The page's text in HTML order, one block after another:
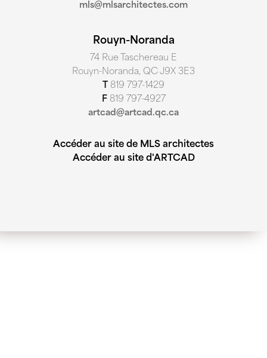
mls@mlsarchitectes.com
Rouyn-Noranda
74 Rue Taschereau E
Rouyn-Noranda, QC J9X 3E3
819 797-1429
F819 797-4927
artcad@artcad.qc.ca
Accéder au site de MLS architectes
Accéder au site d'ARTCAD